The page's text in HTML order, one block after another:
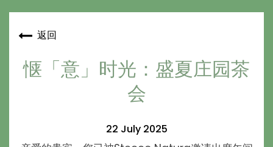
返回
惬「意」时光：盛夏庄园茶
会
22 July 2025